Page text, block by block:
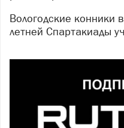
Вологодские конники выступили в финале XIII
летней Спартакиады